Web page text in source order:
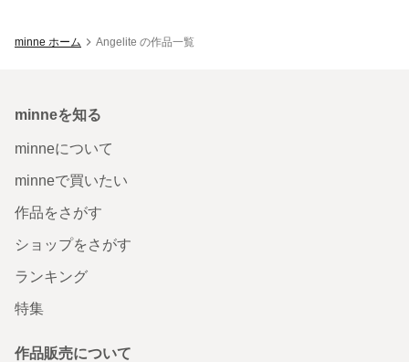
minne ホーム Angelite の作品一覧
minneを知る
minneについて
minneで買いたい
作品をさがす
ショップをさがす
ランキング
特集
作品販売について